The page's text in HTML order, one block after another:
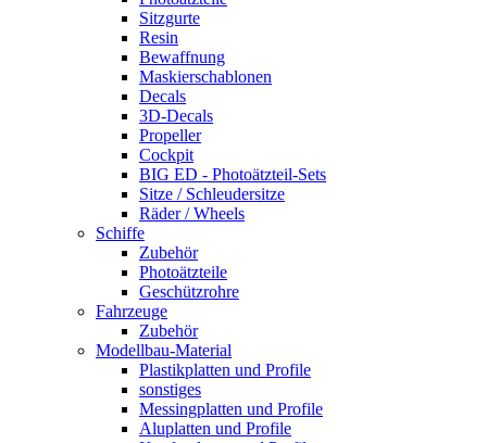
Sitzgurte
Resin
Bewaffnung
Maskierschablonen
Decals
3D-Decals
Propeller
Cockpit
BIG ED - Photoätzteil-Sets
Sitze / Schleudersitze
Räder / Wheels
Schiffe
Zubehör
Photoätzteile
Geschützrohre
Fahrzeuge
Zubehör
Modellbau-Material
Plastikplatten und Profile
sonstiges
Messingplatten und Profile
Aluplatten und Profile